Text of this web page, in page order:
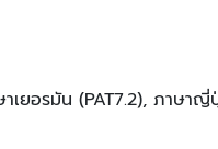
เยอรมัน (PAT7.2), ภาษา